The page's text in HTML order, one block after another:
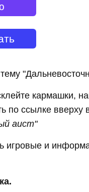
кармашки,
по ссылке вверху
аист"
игровые и